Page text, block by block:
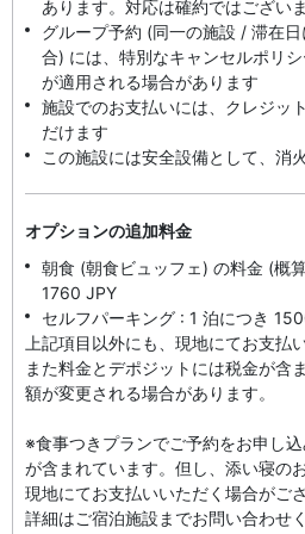
あります。対応は確約ではござい
グループ予約 (同一の施設 / 滞在
合) には、特別なキャンセルポリ
が適用される場合があります
施設でのお支払いには、クレジッ
だけます
この施設には安全設備として、消
オプションの追加料金
朝食 (朝食ビュッフェ) の料金 (概
1760 JPY
セルフパーキング : 1 泊につき
上記項目以外にも、現地にてお支払
また料金とデポジットには税金が含
額が変更される場合があります。
※食事つきプランでご予約をお申し
が含まれています。但し、添い寝の
現地にてお支払いいただく場合がござ
詳細はご宿泊施設までお問い合わせく